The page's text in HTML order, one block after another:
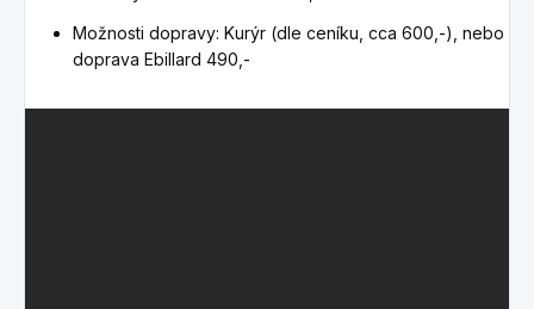
Možnosti dopravy: Kurýr (dle ceníku, cca 600,-), nebo
doprava Ebillard 490,-